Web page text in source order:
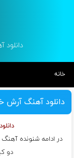
خانه
دانلود آهنگ آرش
در ادامه شنونده آهنگ
دو